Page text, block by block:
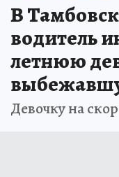
В
водитель
летнюю
Девочку на